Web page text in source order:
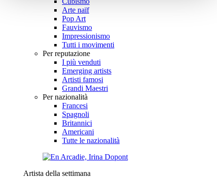
Arte naïf
Pop Art
Fauvismo
Impressionismo
Tutti i movimenti
Per reputazione
I più venduti
Emerging artists
Artisti famosi
Grandi Maestri
Per nazionalità
Francesi
Spagnoli
Britannici
Americani
Tutte le nazionalità
Artista della settimana